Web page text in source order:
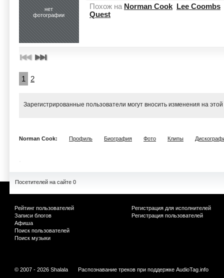
нет
фотографии
Похож на Norman Cook
Lee Coombs
Quest
1 2
Зарегистрированные пользователи могут вносить изменения на
Norman Cook: Профиль Биография Фото Клипы
Посетителей на сайте 0
Рейтинг пользователей
Записи блогов
Афиша
Поиск пользователей
Поиск музыки
Регистрация для исполнителей
Регистрация пользователей
© 2007 - 2026 Shalala Распознавание треков при поддержке AudioTag.info